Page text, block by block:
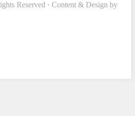
Reserved · Content & Design by